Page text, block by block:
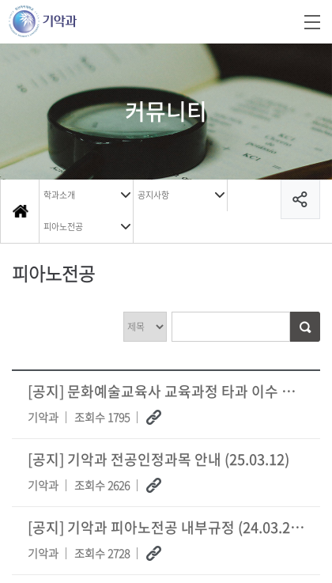
커뮤니티
학과소개 공지사항
피아노전공
피아노전공
[공지] 문화예술교육사 교육과정 타과 이수 확인서 발급 안내
기악과 조회수 1795
[공지] 기악과 전공인정과목 안내 (25.03.12)
기악과 조회수 2626
[공지] 기악과 피아노전공 내부규정 (24.03.26 개정)
기악과 조회수 2728